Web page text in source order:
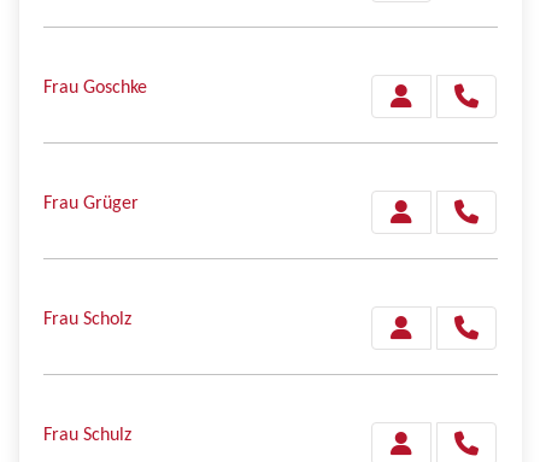
Frau Goschke
Frau Grüger
Frau Scholz
Frau Schulz